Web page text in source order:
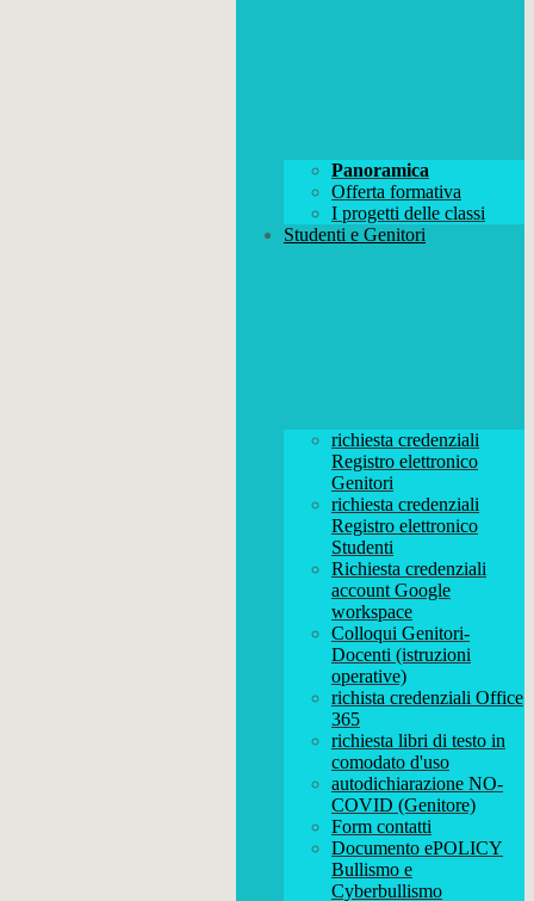
Panoramica
Offerta formativa
I progetti delle classi
Studenti e Genitori
richiesta credenziali
Registro elettronico
Genitori
richiesta credenziali
Registro elettronico
Studenti
Richiesta credenziali
account Google
workspace
Colloqui Genitori-
Docenti (istruzioni
operative)
richista credenziali Office
365
richiesta libri di testo in
comodato d'uso
autodichiarazione NO-
COVID (Genitore)
Form contatti
Documento ePOLICY
Bullismo e
Cyberbullismo